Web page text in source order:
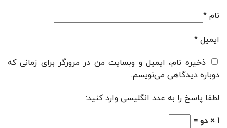
نام *
ایمیل *
ذخیره نام، ایمیل و وبسایت من در مرورگر برای زمانی که
دوباره دیدگاهی می‌نویسم.
لطفا پاسخ را به عدد انگلیسی وارد کنید:
1 × دو =